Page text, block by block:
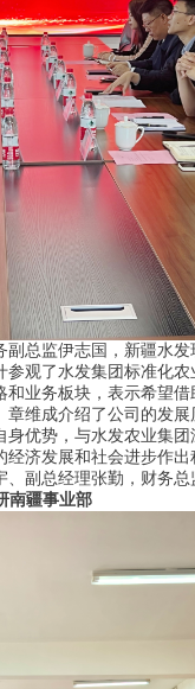
总监伊志国，新疆水发
观了水发集团标准化农
业务板块，表示希望借
维成介绍了公司的发
优势，与水发农业集
济发展和社会进步作出
总经理张勤，财务总
南疆事业部